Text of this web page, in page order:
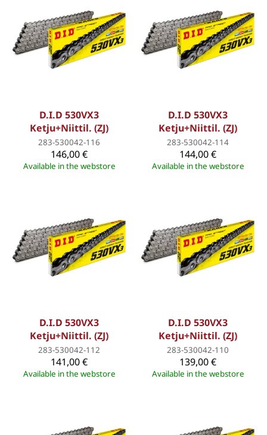
D.I.D 530VX3
Ketju+Niittil. (ZJ)
283-530042-116
146,00 €
Available in the webstore
D.I.D 530VX3
Ketju+Niittil. (ZJ)
283-530042-114
144,00 €
Available in the webstore
D.I.D 530VX3
Ketju+Niittil. (ZJ)
283-530042-112
141,00 €
Available in the webstore
D.I.D 530VX3
Ketju+Niittil. (ZJ)
283-530042-110
139,00 €
Available in the webstore